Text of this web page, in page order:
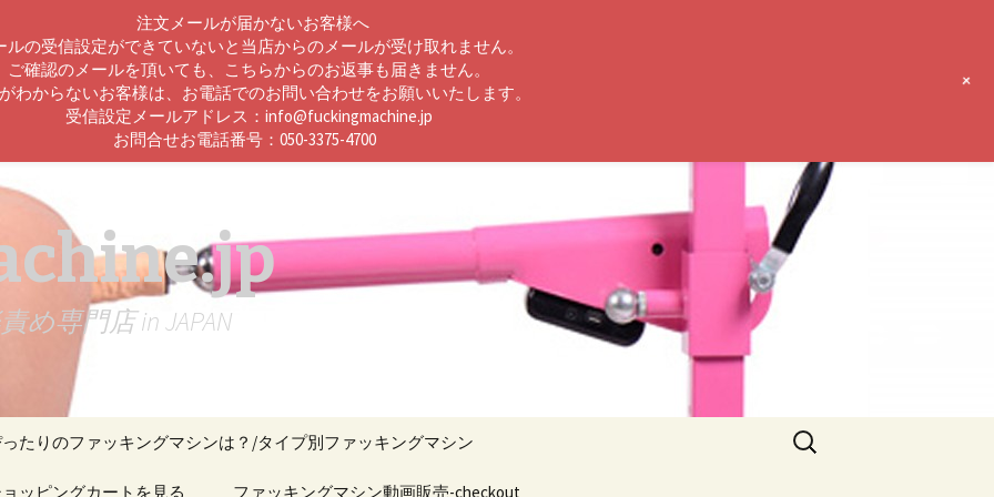
専門店 in JAPAN
たりのファッキングマシンは？/タイプ別ファッキングマシン
能比較
ッピングカートを見る ファッキングマシン動画販売-checkout
検
注文メールが届かないお客様へ
ルの受信設定ができていないと当店からのメールが受け取れません。
ご確認のメールを頂いても、こちらからのお返事も届きません。
わからないお客様は、お電話でのお問い合わせをお願いいたします。
受信設定メールアドレス：info@fuckingmachine.jp
お問合せお電話番号：050-3375-4700
+